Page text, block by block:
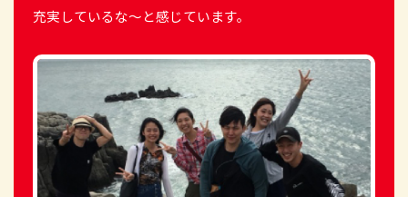
充実しているな～と感じています。